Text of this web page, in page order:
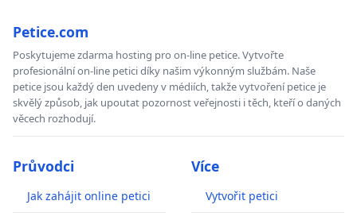
Petice.com
Poskytujeme zdarma hosting pro on-line petice. Vytvořte
profesionální on-line petici díky našim výkonným službám. Naše
petice jsou každý den uvedeny v médiích, takže vytvoření petice je
skvělý způsob, jak upoutat pozornost veřejnosti i těch, kteří o daných
věcech rozhodují.
Průvodci
Jak zahájit online petici
Více
Vytvořit petici